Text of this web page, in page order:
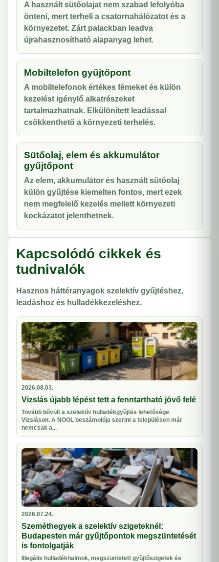
A használt sütőolajat nem szabad lefolyóba
önteni, mert terheli a csatornahálózatot és a
környezetet. Zárt palackban leadva
újrahasznosítható alapanyag lehet.
Mobiltelefon gyűjtőpont
A mobiltelefonok értékes fémeket és külön
kezelést igénylő alkatrészeket
tartalmazhatnak. Elkülönített leadással
csökkenthető a környezeti terhelés.
Sütőolaj, elem és akkumulátor
gyűjtőpont
Az elem, akkumulátor és használt sütőolaj
külön gyűjtése kiemelten fontos, mert ezek
nem megfelelő kezelés mellett környezeti
kockázatot jelenthetnek.
Kapcsolódó cikkek és
tudnivalók
Hasznos háttéranyagok szelektív gyűjtéshez,
leadáshoz és hulladékkezeléshez.
2026.08.03.
Vizslás újabb lépést tett a fenntartható jövő felé
Tovább bővült a szelektív hulladékgyűjtés lehetősége
Vizsláson. A NOOL beszámolója szerint a településen már
nemcsak a...
2026.07.24.
Szeméthegyek a szelektív szigeteknél:
Budapesten már gyűjtőpontok megszüntetését
is fontolgatják
Illegális hulladékhalmok, megszüntetett gyűjtőszigetek és